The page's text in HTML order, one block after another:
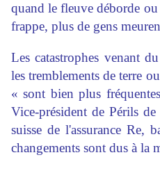
quand le fleuve déborde
frappe, plus de gens
Les catastrophes venant
les tremblements de terre
« sont bien plus
Vice-président de Périls
suisse de l'assurance Re,
changements sont dus à la